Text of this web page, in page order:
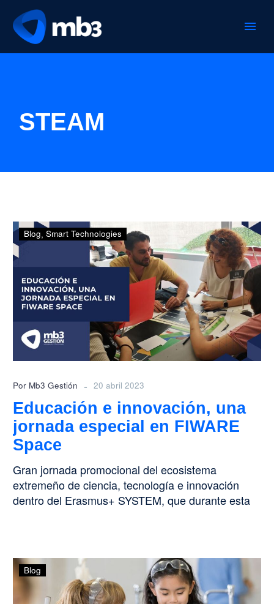
STEAM
Educación
e
innovación,
una
jornada
especial
en
FIWARE
Space
Blog Smart Technologies
Por Mb3 Gestión - 20 abril 2023
Educación e innovación, una
jornada especial en FIWARE
Space
Gran jornada promocional del ecosistema
extremeño de ciencia, tecnología e innovación
dentro del Erasmus+ SYSTEM, que durante esta
de
febrero,
Blog